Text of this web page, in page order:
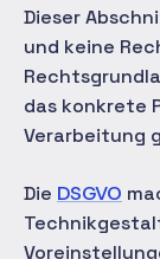
Dieser
und keine
das konkrete
Verarbeitung
Die DSGVO